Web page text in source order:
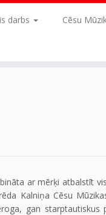
darbs Cēsu
ar mērķi atbalstīt
Kalniņa Cēsu
gan starptautiskus